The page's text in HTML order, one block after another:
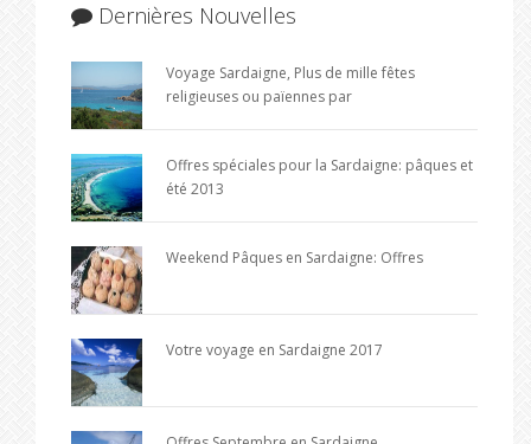
Dernières Nouvelles
Voyage Sardaigne, Plus de mille fêtes
religieuses ou païennes par
Offres spéciales pour la Sardaigne: pâques et
été 2013
Weekend Pâques en Sardaigne: Offres
Votre voyage en Sardaigne 2017